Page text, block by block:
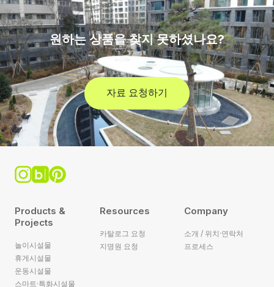
원하는 상품을 찾지 못하셨나요?
자료 요청하기
Products &
Projects
놀이시설물
휴게시설물
운동시설물
스마트·특화시설물
Resources
카탈로그 요청
지명원 요청
Company
소개 / 위치·연락처
프로세스